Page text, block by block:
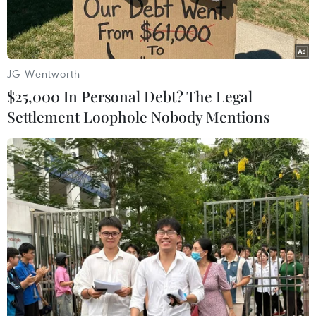
Bị cáo Trần Phương Bình trong phiên xử ngày 27/11/2020. (Ảnh:
Thành Chung/TTXVN)
Ngày 22/11, Tòa án nhân dân cấp cao tại Thành
phố Hồ Chí Minh đã mở phiên tòa xét xử phúc
JG Wentworth
$25,000 In Personal Debt? The Legal
Settlement Loophole Nobody Mentions